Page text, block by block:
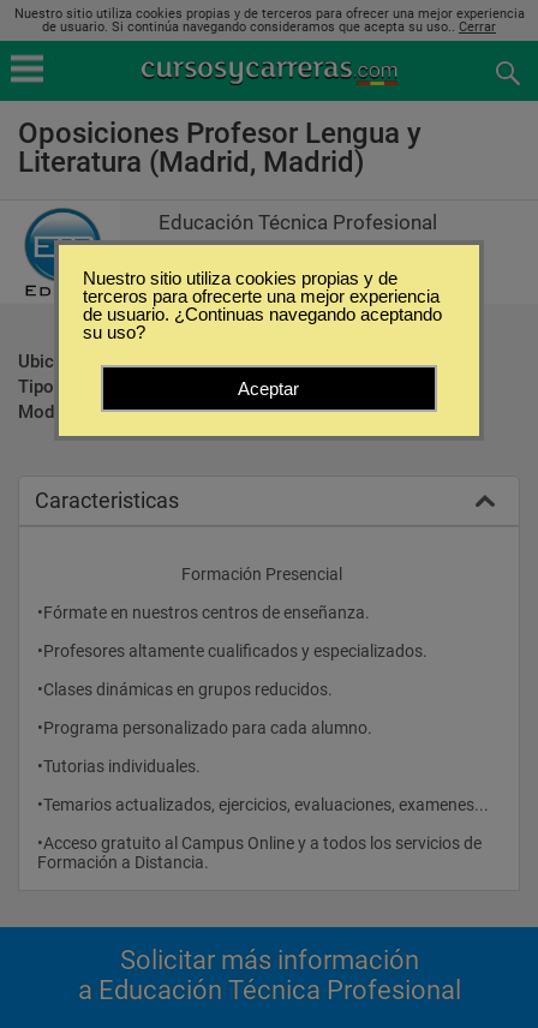
Nuestro sitio utiliza cookies propias y de terceros para ofrecer una mejor experiencia
de usuario. Si continúa navegando consideramos que acepta su uso.. Cerrar
Oposiciones Profesor Lengua y
Literatura (Madrid, Madrid)
Educación Técnica Profesional
Ubicación:
Madrid - Madrid
Tipo:
Oposiciones
Modalidad:
Presencial
Caracteristicas
					Formación Presencial
•Fórmate en nuestros centros de enseñanza.
•Profesores altamente cualificados y especializados.
•Clases dinámicas en grupos reducidos.
•Programa personalizado para cada alumno.
•Tutorias individuales.
•Temarios actualizados, ejercicios, evaluaciones, examenes...
•Acceso gratuito al Campus Online y a todos los servicios de
Solicitar más información
a Educación Técnica Profesional
Nuestro sitio utiliza cookies propias y de
terceros para ofrecerte una mejor experiencia
de usuario. ¿Continuas navegando aceptando
su uso?
Aceptar